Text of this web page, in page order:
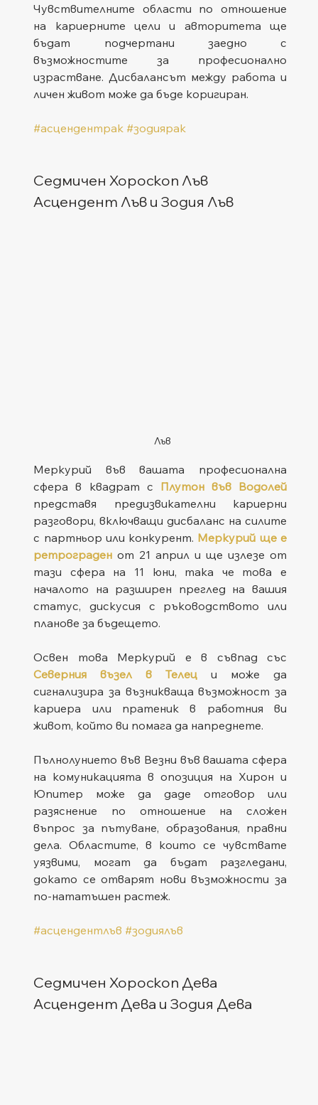
Чувствителните области по отношение
на кариерните цели и авторитета ще
бъдат подчертани заедно с
възможностите за професионално
израстване. Дисбалансът между работа и
личен живот може да бъде коригиран.
#асцендентрак #зодиярак
Седмичен Хороскоп Лъв
Асцендент Лъв и Зодия Лъв
Лъв
Меркурий във вашата професионална
сфера в квадрат с Плутон във Водолей
представя предизвикателни кариерни
разговори, включващи дисбаланс на силите
с партньор или конкурент. Меркурий ще е
ретрограден от 21 април и ще излезе от
тази сфера на 11 юни, така че това е
началото на разширен преглед на вашия
статус, дискусия с ръководството или
планове за бъдещето.
Северния възел в Телец и може да
сигнализира за възникваща възможност за
кариера или пратеник в работния ви
живот, който ви помага да напреднете.
Пълнолунието във Везни във вашата сфера
на комуникацията в опозиция на Хирон и
Юпитер може да даде отговор или
разяснение по отношение на сложен
въпрос за пътуване, образования, правни
дела. Областите, в които се чувствате
уязвими, могат да бъдат разгледани,
докато се отварят нови възможности за
по-нататъшен растеж.
#асцендентлъв #зодиялъв
Седмичен Хороскоп Дева
Асцендент Дева и Зодия Дева